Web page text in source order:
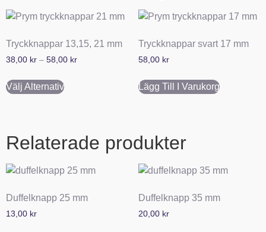
Tryckknappar 13,15, 21 mm
38,00 kr – 58,00 kr
Välj Alternativ
Tryckknappar svart 17 mm
58,00 kr
Lägg Till I Varukorg
Relaterade produkter
Duffelknapp 25 mm
13,00 kr
Duffelknapp 35 mm
20,00 kr